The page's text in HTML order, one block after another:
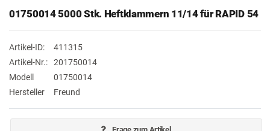
01750014 5000 Stk. Heftklammern 11/14 für RAPID 54
Artikel-ID:
411315
Artikel-Nr.:
201750014
Modell
01750014
Hersteller
Freund